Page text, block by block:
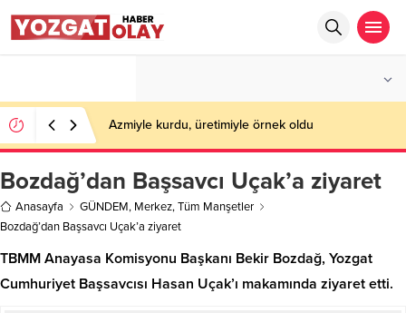
Azmiyle kurdu, üretimiyle örnek oldu
Bozdağ’dan Başsavcı Uçak’a ziyaret
Anasayfa GÜNDEM, Merkez,Tüm Manşetler
Bozdağ’dan Başsavcı Uçak’a ziyaret
TBMM Anayasa Komisyonu Başkanı Bekir Bozdağ, Yozgat
Cumhuriyet Başsavcısı Hasan Uçak’ı makamında ziyaret etti.